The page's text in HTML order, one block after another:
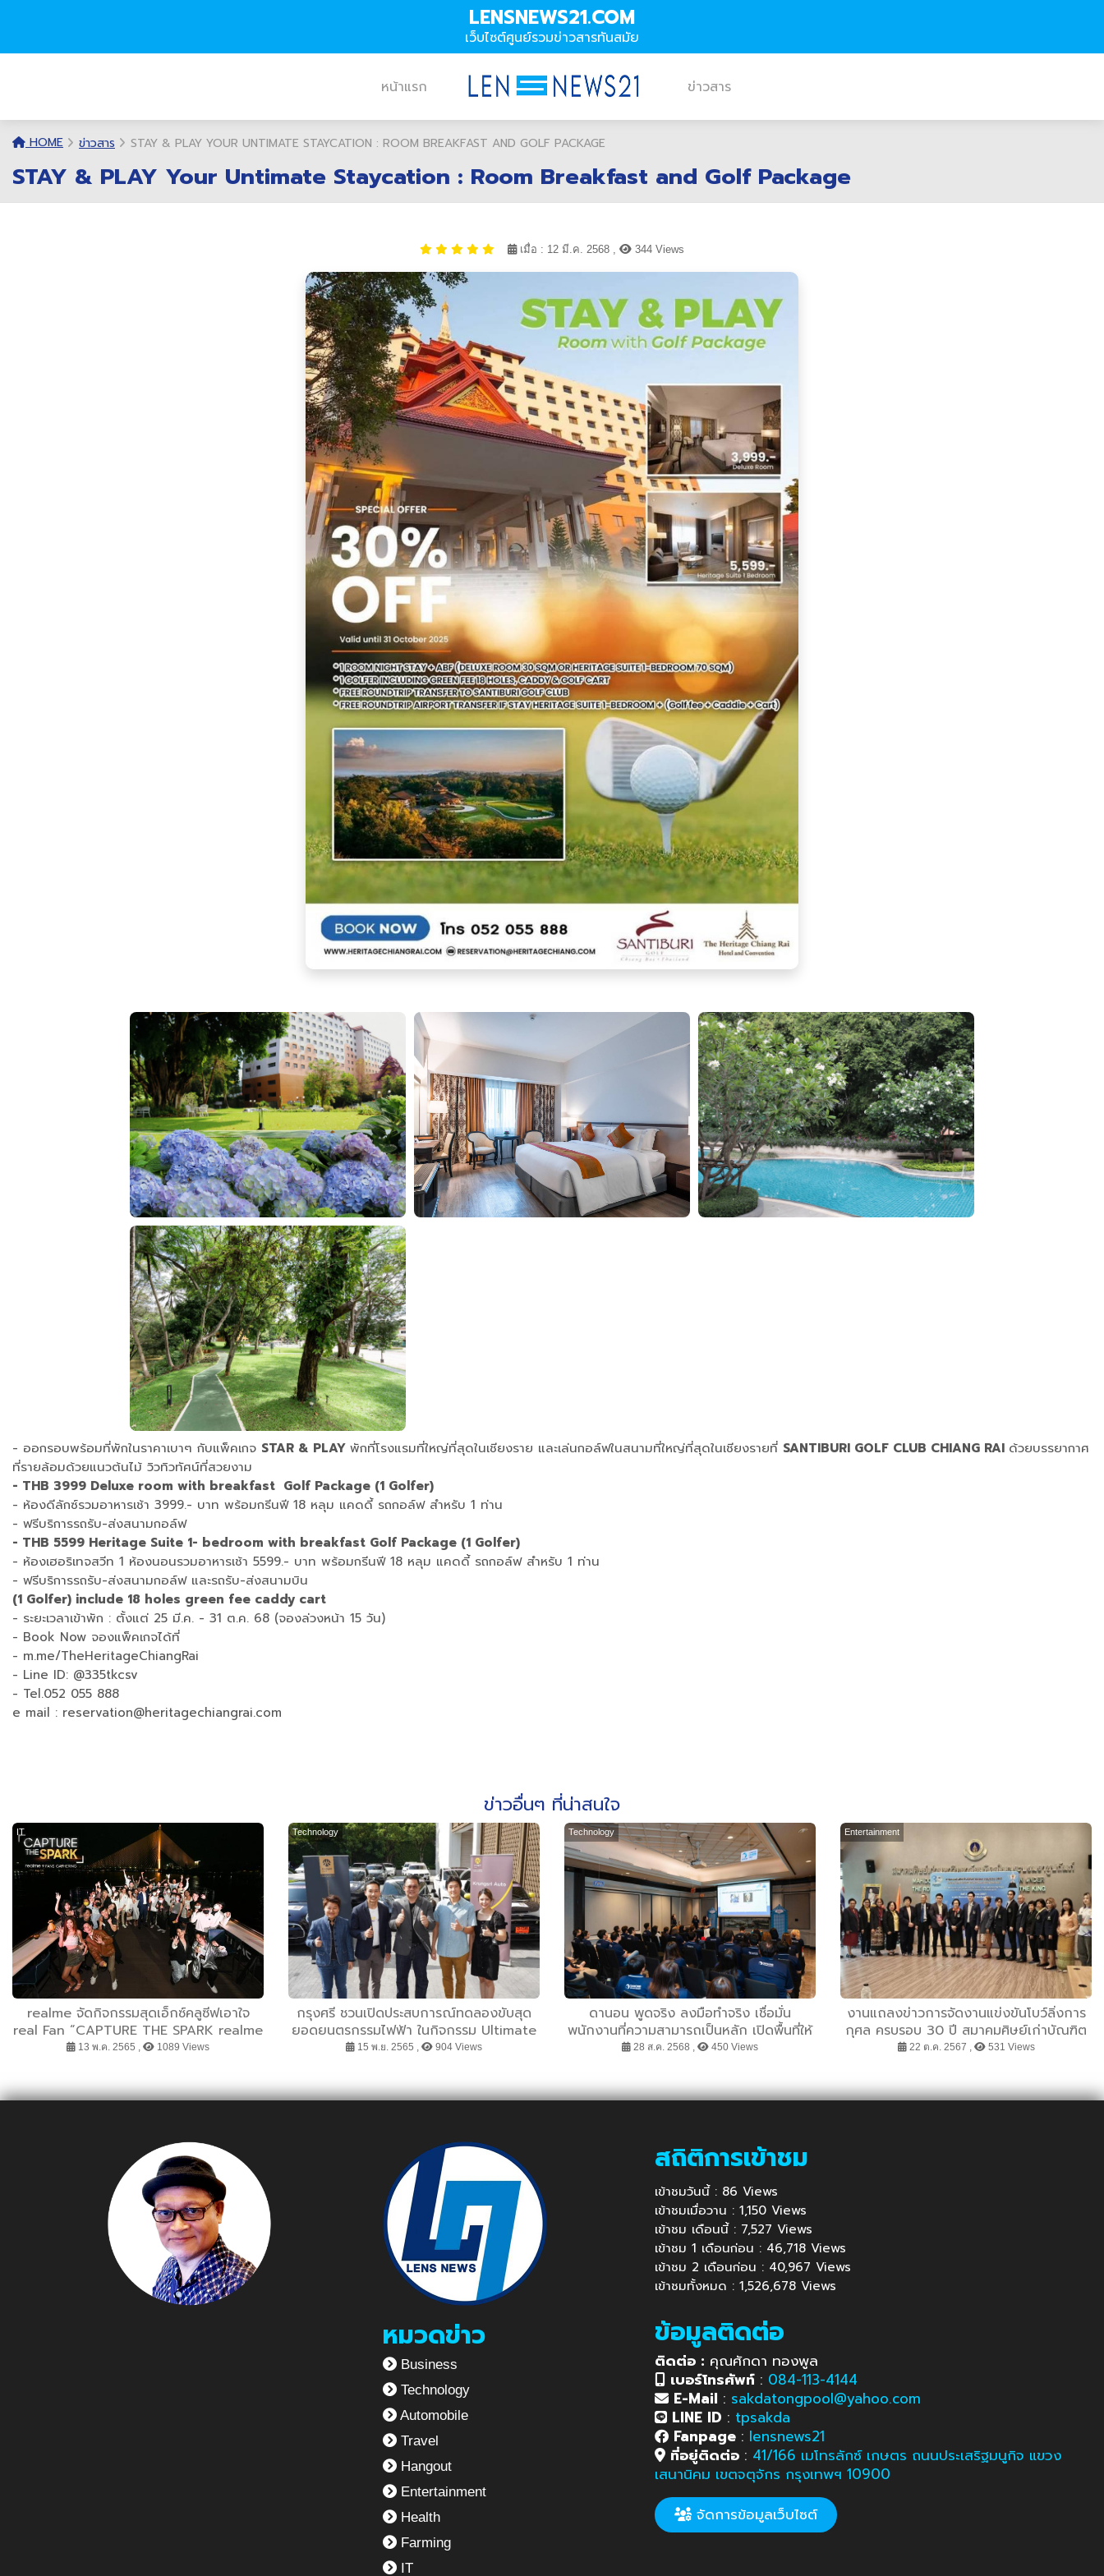
LENSNEWS21.COM
เว็บไซต์ศูนย์รวมข่าวสารทันสมัย
หน้าแรก ข่าวสาร
HOME ข่าวสาร STAY & PLAY YOUR UNTIMATE STAYCATION : ROOM BREAKFAST AND GOLF PACKAGE
STAY & PLAY Your Untimate Staycation : Room Breakfast and Golf Package
เมื่อ : 12 มี.ค. 2568 , 344 Views
- ออกรอบพร้อมที่พักในราคาเบาๆ กับแพ็คเกจ STAR & PLAY พักที่โรงแรมที่ใหญ่ที่สุดในเชียงราย และเล่นกอล์ฟในสนามที่ใหญ่ที่สุดในเชียงรายที่ SANTIBURI GOLF CLUB CHIANG RAI ด้วยบรรยากาศ
ที่รายล้อมด้วยแนวต้นไม้ วิวทิวทัศน์ที่สวยงาม
- THB 3999 Deluxe room with breakfast Golf Package (1 Golfer)
- ห้องดีลักซ์รวมอาหารเช้า 3999.- บาท พร้อมกรีนฟี 18 หลุม แคดดี้ รถกอล์ฟ สำหรับ 1 ท่าน
- ฟรีบริการรถรับ-ส่งสนามกอล์ฟ
- THB 5599 Heritage Suite 1- bedroom with breakfast Golf Package (1 Golfer)
- ห้องเฮอริเทจสวีท 1 ห้องนอนรวมอาหารเช้า 5599.- บาท พร้อมกรีนฟี 18 หลุม แคดดี้ รถกอล์ฟ สำหรับ 1 ท่าน
- ฟรีบริการรถรับ-ส่งสนามกอล์ฟ และรถรับ-ส่งสนามบิน
(1 Golfer) include 18 holes green fee caddy cart
- ระยะเวลาเข้าพัก : ตั้งแต่ 25 มี.ค. - 31 ต.ค. 68 (จองล่วงหน้า 15 วัน)
- Book Now จองแพ็คเกจได้ที่
- m.me/TheHeritageChiangRai
- Line ID: @335tkcsv
- Tel.052 055 888
e mail : reservation@heritagechiangrai.com
ข่าวอื่นๆ ที่น่าสนใจ
IT
realme จัดกิจกรรมสุดเอ็กซ์คลูซีฟเอาใจ
real Fan “CAPTURE THE SPARK realme
9 Fans Gathering” พร้อมชวนสัมผัสประสบ
13 พ.ค. 2565 , 1089 Views
Technology
กรุงศรี ชวนเปิดประสบการณ์ทดลองขับสุด
ยอดยนตรกรรมไฟฟ้า ในกิจกรรม Ultimate
EV Test Drive Experience สุดเอ็กซ์คลูซีฟ
15 พ.ย. 2565 , 904 Views
Technology
ดานอน พูดจริง ลงมือทำจริง เชื่อมั่น
พนักงานที่ความสามารถเป็นหลัก เปิดพื้นที่ให้
พนักงานได้แสดงออกเพื่อเป็นตัวเองใน
28 ส.ค. 2568 , 450 Views
Entertainment
งานแถลงข่าวการจัดงานแข่งขันโบว์ลิ่งการ
กุศล ครบรอบ 30 ปี สมาคมศิษย์เก่าบัณฑิต
วิทยาลัย มหาวิทยาลัยมหิดล ชิงถ้วยพระราช
22 ต.ค. 2567 , 531 Views
หมวดข่าว
Business
Technology
Automobile
Travel
Hangout
Entertainment
Health
Farming
IT
สถิติการเข้าชม
เข้าชมวันนี้ : 86 Views
เข้าชมเมื่อวาน : 1,150 Views
เข้าชม เดือนนี้ : 7,527 Views
เข้าชม 1 เดือนก่อน : 46,718 Views
เข้าชม 2 เดือนก่อน : 40,967 Views
เข้าชมทั้งหมด : 1,526,678 Views
ข้อมูลติดต่อ
ติดต่อ : คุณศักดา ทองพูล
เบอร์โทรศัพท์ : 084-113-4144
E-Mail : sakdatongpool@yahoo.com
LINE ID : tpsakda
Fanpage : lensnews21
ที่อยู่ติดต่อ : 41/166 เมโทรลักซ์ เกษตร ถนนประเสริฐมนูกิจ แขวง
เสนานิคม เขตจตุจักร กรุงเทพฯ 10900
จัดการข้อมูลเว็บไซต์